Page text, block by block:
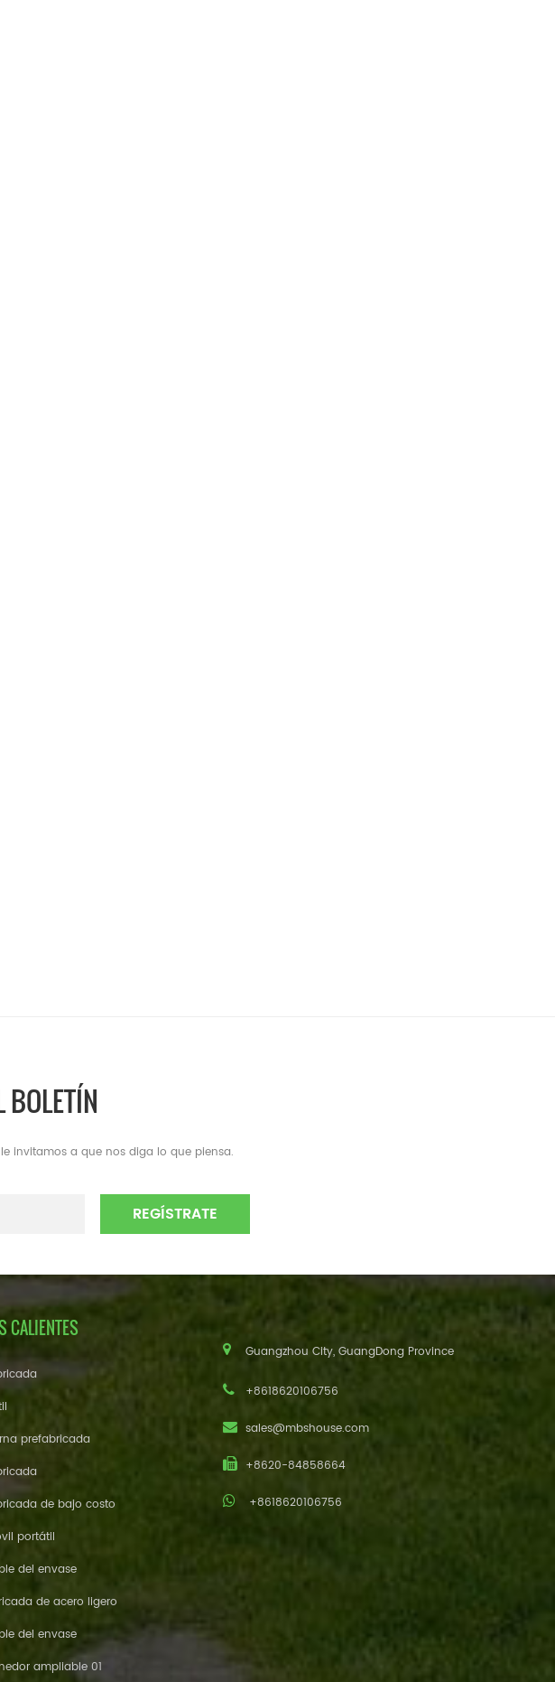
invitamos a que nos diga lo que piensa.
CALIENTES
prefabricada
de bajo costo
portátil
del envase
de acero ligero
del envase
ampliable 01
Guangzhou City, GuangDong Province
+8618620106756
sales@mbshouse.com
+8620-84858664
+8618620106756